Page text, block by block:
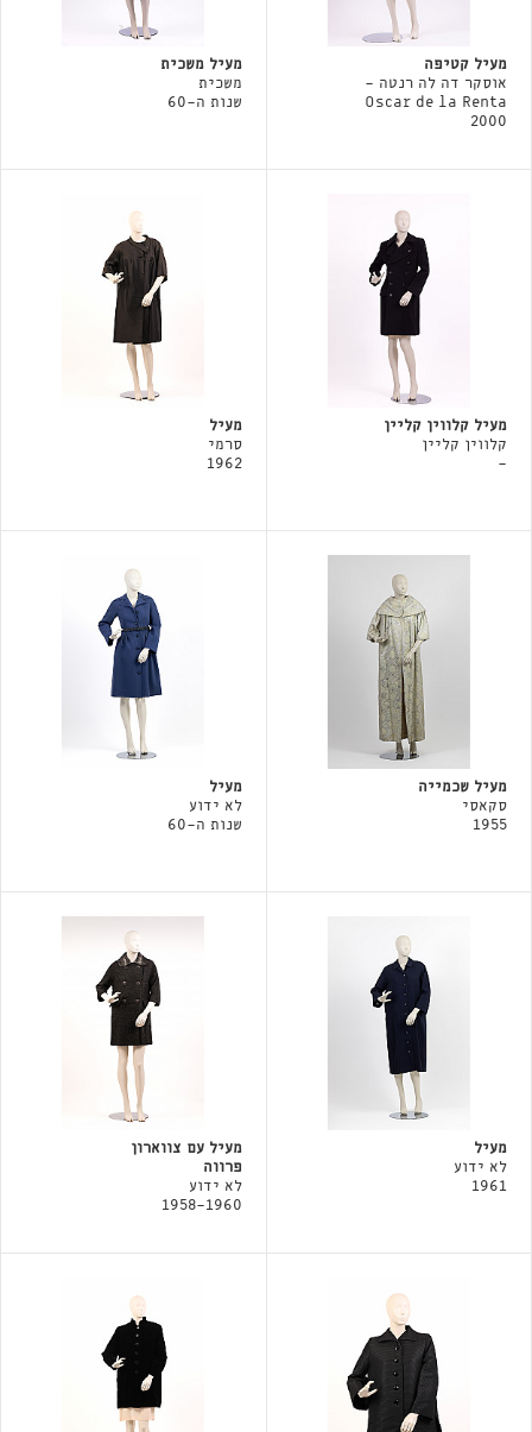
מעיל קטיפה
אוסקר דה לה רנטה -
Oscar de la Renta
2000
מעיל משכית
משכית
שנות ה-60
מעיל קלווין קליין
קלווין קליין
-
מעיל
סרמי
1962
מעיל שכמייה
סקאסי
1955
מעיל
לא ידוע
שנות ה-60
מעיל
לא ידוע
1961
מעיל עם צווארון
פרווה
לא ידוע
1958-1960